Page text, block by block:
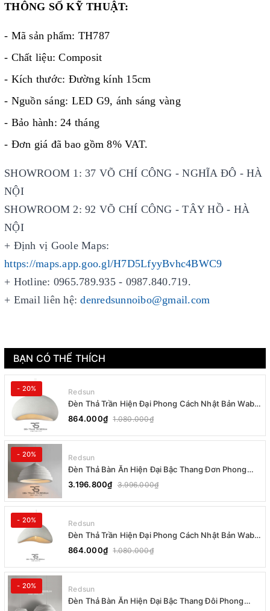
THÔNG SỐ KỸ THUẬT:
- Mã sản phẩm: TH787
- Chất liệu: Composit
- Kích thước: Đường kính 15cm
- Nguồn sáng: LED G9, ánh sáng vàng
- Bảo hành: 24 tháng
- Đơn giá đã bao gồm 8% VAT.
SHOWROOM 1: 37 VÕ CHÍ CÔNG - NGHĨA ĐÔ - HÀ
NỘI
SHOWROOM 2: 92 VÕ CHÍ CÔNG - TÂY HỒ - HÀ
NỘI
+ Định vị Goole Maps:
https://maps.app.goo.gl/H7D5LfyyBvhc4BWC9
+ Hotline: 0965.789.935 - 0987.840.719.
+ Email liên hệ:denredsunnoibo@gmail.com
BẠN CÓ THỂ THÍCH
- 20% Redsun
Đèn Thả Trần Hiện Đại Phong Cách Nhật Bản Wabi-
sabi CDT-T036 Dáng B
864.000₫ 1.080.000₫
- 20% Redsun
Đèn Thả Bàn Ăn Hiện Đại Bậc Thang Đơn Phong
Cách Nhật Bản Wabi-sabi DC-T078B
3.196.800₫ 3.996.000₫
- 20% Redsun
Đèn Thả Trần Hiện Đại Phong Cách Nhật Bản Wabi-
sabi CDT-T036 Dáng A
864.000₫ 1.080.000₫
- 20% Redsun
Đèn Thả Bàn Ăn Hiện Đại Bậc Thang Đôi Phong